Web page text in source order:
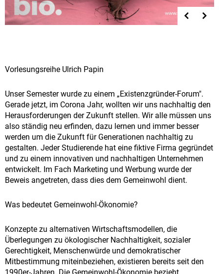
Vorlesungsreihe Ulrich Papin
Unser Semester wurde zu einem „Existenzgründer-Forum".
Gerade jetzt, im Corona Jahr, wollten wir uns nachhaltig den
Herausforderungen der Zukunft stellen. Wir alle müssen uns
also ständig neu erfinden, dazu lernen und immer besser
werden um die Zukunft für Generationen nachhaltig zu
gestalten. Jeder Studierende hat eine fiktive Firma gegründet
und zu einem innovativen und nachhaltigen Unternehmen
entwickelt. Im Fach Marketing und Werbung wurde der
Beweis angetreten, dass dies dem Gemeinwohl dient.
Was bedeutet Gemeinwohl-Ökonomie?
Konzepte zu alternativen Wirtschaftsmodellen, die
Überlegungen zu ökologischer Nachhaltigkeit, sozialer
Gerechtigkeit, Menschenwürde und demokratischer
Mitbestimmung miteinbeziehen, existieren bereits seit den